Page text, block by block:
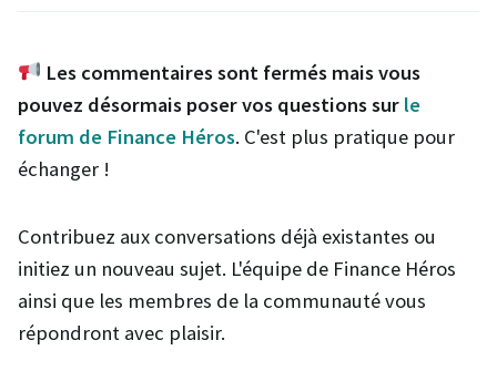
Les commentaires sont fermés mais vous
pouvez désormais poser vos questions sur le
forum de Finance Héros. C'est plus pratique pour
échanger !
Contribuez aux conversations déjà existantes ou
initiez un nouveau sujet. L'équipe de Finance Héros
ainsi que les membres de la communauté vous
répondront avec plaisir.